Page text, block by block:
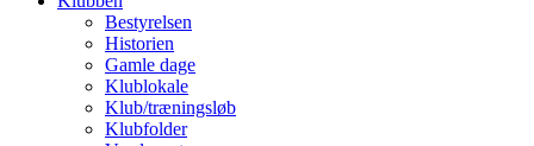
Bestyrelsen
Historien
Gamle dage
Klublokale
Klub/træningsløb
Klubfolder